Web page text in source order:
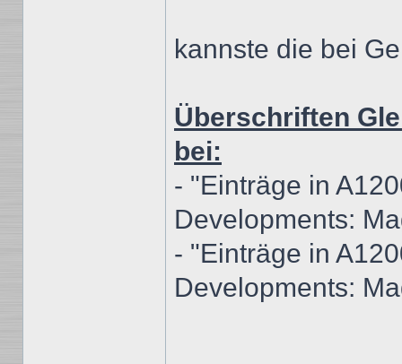
kannste die bei
Überschriften
bei:
- "Einträge in
Developments:
- "Einträge in
Developments: